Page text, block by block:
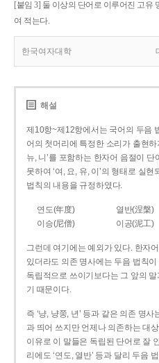
[붙임 3] 둘 이상의 단어로 이루어진 고유
여 적는다.
한국여자대학
해설
제10항~제12항에서는 국어의 두음
어의 첫머리에 특정한 소리가 출현
뉴, 니’를 포함하는 한자어 음절이 단
못하여 ‘여, 요, 유, 이’의 형태로 실
법칙의 내용을 규정하였다.
연도(年度) 열반(涅槃)
이승(尼僧)
이공(泥工)
그런데 여기에는 예외가 있다. 한자
있더라도 의존 명사에는 두음 법칙
독립적으로 쓰이기보다는 그 앞의
기 때문이다.
즉 ‘냥, 냥쭝, 년’ 등과 같은 의존 명
과 띄어 쓰지만 언제나 의존하는 대
이유로 이 말들은 독립된 단어로 잘
리에도 ‘연도, 열반’ 등과 달리 두음